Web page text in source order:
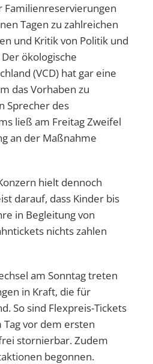
Familienreservierungen
Tagen zu zahlreichen
und Kritik von Politik und
ökologische
(VCD) hat gar eine
das Vorhaben zu
Sprecher des
ließ am Freitag Zweifel
an der Maßnahme
hielt dennoch
darauf, dass Kinder bis
in Begleitung von
nichts zahlen
am Sonntag treten
in Kraft, die für
So sind Flexpreis-Tickets
vor dem ersten
stornierbar. Zudem
begonnen.